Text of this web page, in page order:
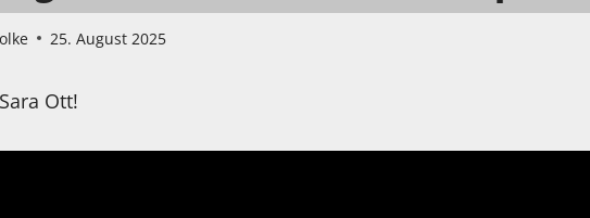
25. August 2025
Ott!